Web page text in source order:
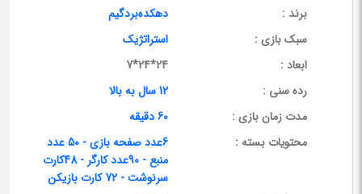
برند :
دهکده‌برد‌گیم
سبک بازی :
استراتژیک
ابعاد :
24*24*7
رده سنی :
12 سال به بالا
مدت زمان بازی :
60 دقیقه
محتویات بسته :
6عدد صفحه بازی - 50 عدد
منبع - 90عدد کارگر - 48کارت
سرنوشت - 72 کارت بازیکن